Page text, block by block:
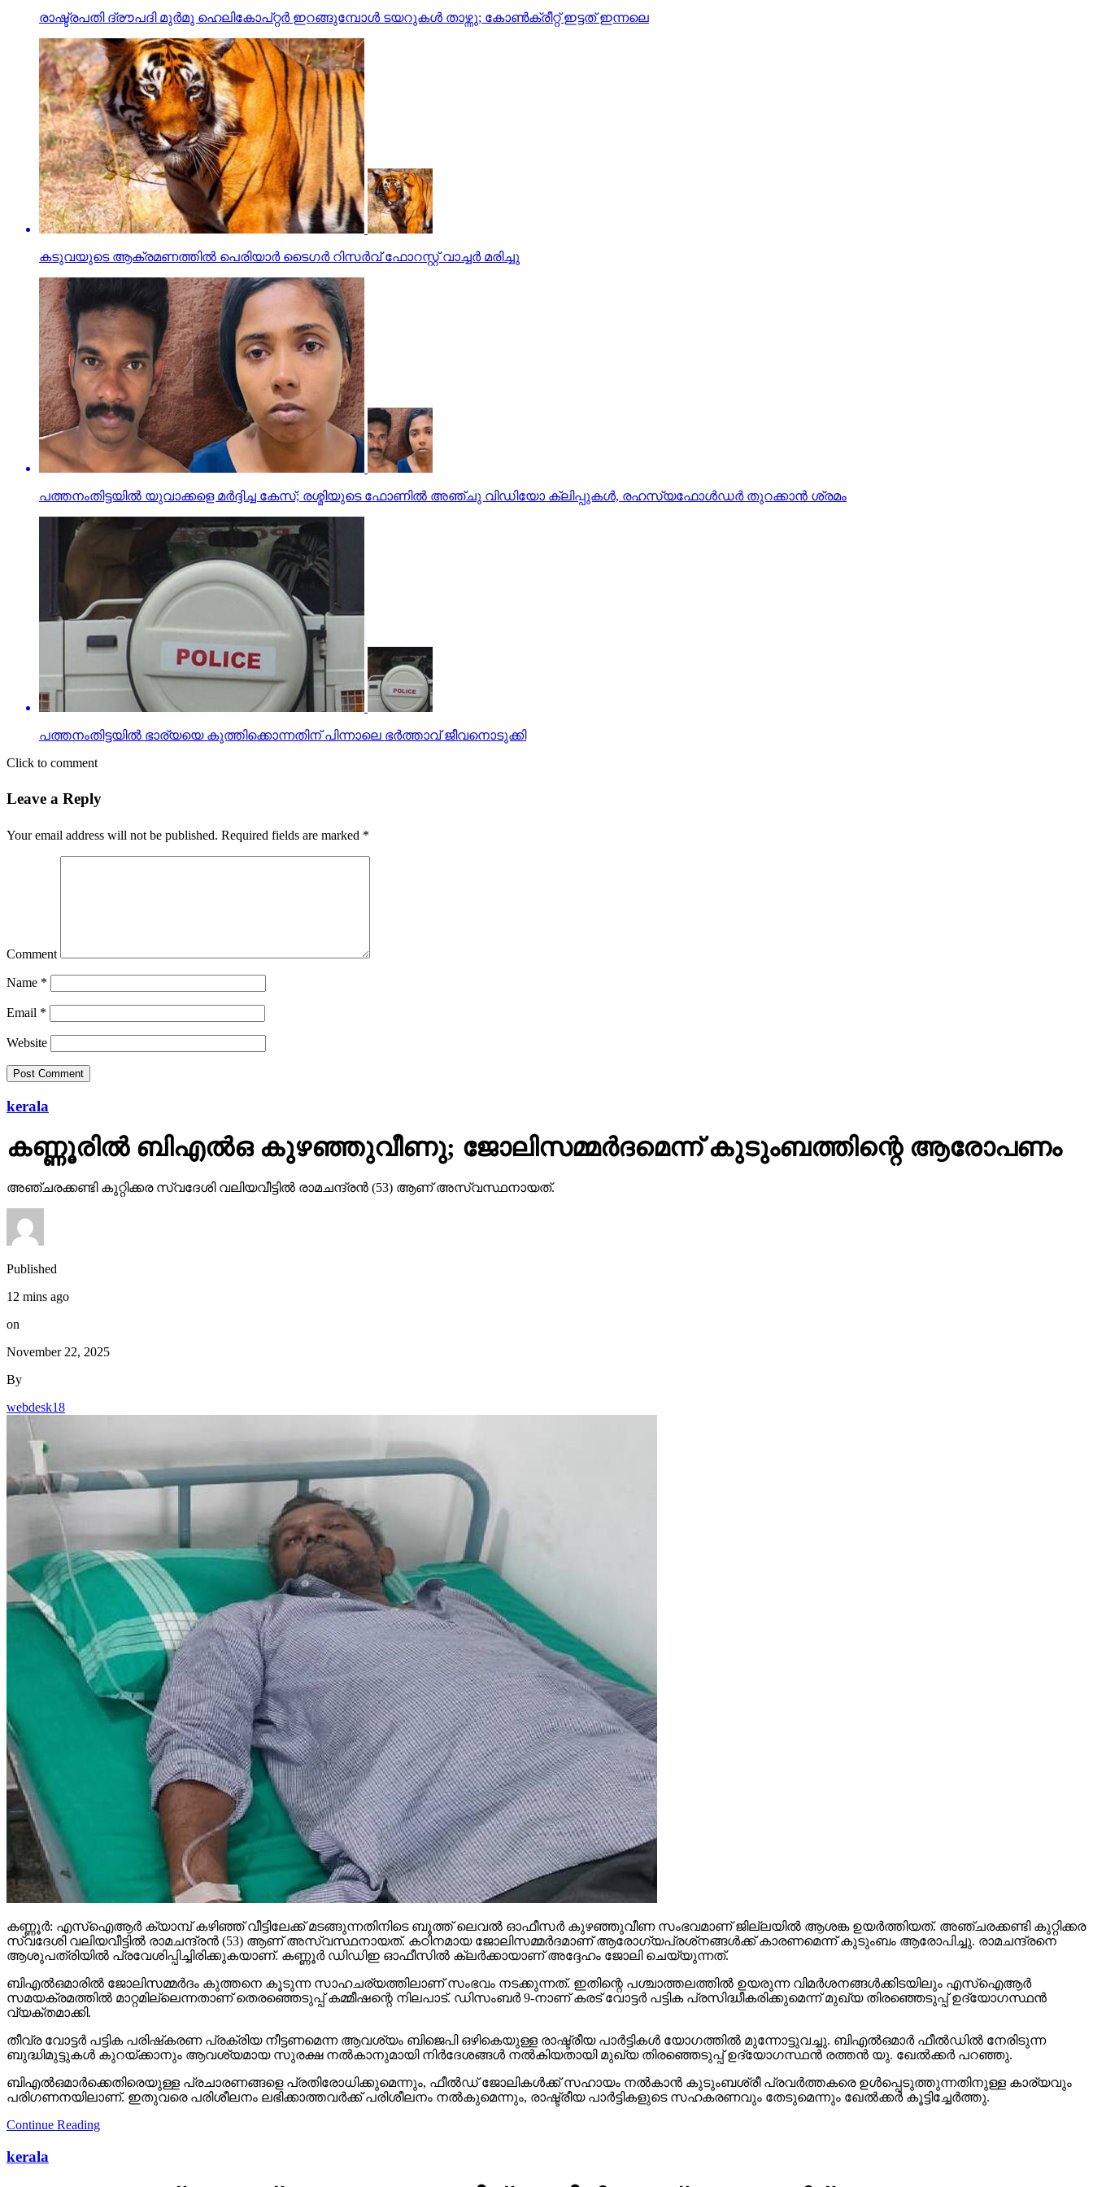
രാഷ്ട്രപതി ദ്രൗപദി മുര്‍മു ഹെലികോപ്റ്റര്‍ ഇറങ്ങുമ്പോള്‍ ടയറുകള്‍ താഴ്ന്നു; കോണ്‍ക്രീറ്റ് ഇട്ടത് ഇന്നലെ
കടുവയുടെ ആക്രമണത്തില്‍ പെരിയാര്‍ ടൈഗര്‍ റിസര്‍വ് ഫോറസ്റ്റ് വാച്ചര്‍ മരിച്ചു
പത്തനംതിട്ടയില്‍ യുവാക്കളെ മര്‍ദ്ദിച്ച കേസ്; രശ്മിയുടെ ഫോണില്‍ അഞ്ചു വിഡിയോ ക്ലിപ്പുകള്‍, രഹസ്യഫോള്‍ഡര്‍ തുറക്കാന്‍ ശ്രമം
പത്തനംതിട്ടയില്‍ ഭാര്യയെ കുത്തിക്കൊന്നതിന് പിന്നാലെ ഭര്‍ത്താവ് ജീവനൊടുക്കി
Click to comment
Leave a Reply
Your email address will not be published. Required fields are marked *
Comment
Name *
Email *
Website
kerala
കണ്ണൂരില്‍ ബിഎല്‍ഒ കുഴഞ്ഞുവീണു; ജോലിസമ്മര്‍ദമെന്ന് കുടുംബത്തിന്റെ ആരോപണം
അഞ്ചരക്കണ്ടി കുറ്റിക്കര സ്വദേശി വലിയവീട്ടില്‍ രാമചന്ദ്രന്‍ (53) ആണ് അസ്വസ്ഥനായത്.
Published
12 mins ago
on
November 22, 2025
By
webdesk18
കണ്ണൂര്‍: എസ്ഐആര്‍ ക്യാമ്പ് കഴിഞ്ഞ് വീട്ടിലേക്ക് മടങ്ങുന്നതിനിടെ ബൂത്ത് ലെവല്‍ ഓഫീസര്‍ കുഴഞ്ഞുവീണ സംഭവമാണ് ജില്ലയില്‍ ആശങ്ക ഉയര്‍ത്തിയത്. അഞ്ചരക്കണ്ടി കുറ്റിക്കര
സ്വദേശി വലിയവീട്ടില്‍ രാമചന്ദ്രന്‍ (53) ആണ് അസ്വസ്ഥനായത്. കഠിനമായ ജോലിസമ്മര്‍ദമാണ് ആരോഗ്യപ്രശ്‌നങ്ങള്‍ക്ക് കാരണമെന്ന് കുടുംബം ആരോപിച്ചു. രാമചന്ദ്രനെ
ആശുപത്രിയില്‍ പ്രവേശിപ്പിച്ചിരിക്കുകയാണ്. കണ്ണൂര്‍ ഡിഡിഇ ഓഫീസില്‍ ക്ലര്‍ക്കായാണ് അദ്ദേഹം ജോലി ചെയ്യുന്നത്.
ബിഎല്‍ഒമാരില്‍ ജോലിസമ്മര്‍ദം കുത്തനെ കൂടുന്ന സാഹചര്യത്തിലാണ് സംഭവം നടക്കുന്നത്. ഇതിന്റെ പശ്ചാത്തലത്തില്‍ ഉയരുന്ന വിമര്‍ശനങ്ങള്‍ക്കിടയിലും എസ്ഐആര്‍
സമയക്രമത്തില്‍ മാറ്റമില്ലെന്നതാണ് തെരഞ്ഞെടുപ്പ് കമ്മീഷന്റെ നിലപാട്. ഡിസംബര്‍ 9-നാണ് കരട് വോട്ടര്‍ പട്ടിക പ്രസിദ്ധീകരിക്കുമെന്ന് മുഖ്യ തിരഞ്ഞെടുപ്പ് ഉദ്യോഗസ്ഥന്‍
വ്യക്തമാക്കി.
തീവ്ര വോട്ടര്‍ പട്ടിക പരിഷ്‌കരണ പ്രക്രിയ നീട്ടണമെന്ന ആവശ്യം ബിജെപി ഒഴികെയുള്ള രാഷ്ട്രീയ പാര്‍ട്ടികള്‍ യോഗത്തില്‍ മുന്നോട്ടുവച്ചു. ബിഎല്‍ഒമാര്‍ ഫീല്‍ഡില്‍ നേരിടുന്ന
ബുദ്ധിമുട്ടുകള്‍ കുറയ്ക്കാനും ആവശ്യമായ സുരക്ഷ നല്‍കാനുമായി നിര്‍ദേശങ്ങള്‍ നല്‍കിയതായി മുഖ്യ തിരഞ്ഞെടുപ്പ് ഉദ്യോഗസ്ഥന്‍ രത്തന്‍ യു. ഖേല്‍ക്കര്‍ പറഞ്ഞു.
ബിഎല്‍ഒമാര്‍ക്കെതിരെയുള്ള പ്രചാരണങ്ങളെ പ്രതിരോധിക്കുമെന്നും, ഫീല്‍ഡ് ജോലികള്‍ക്ക് സഹായം നല്‍കാന്‍ കുടുംബശ്രീ പ്രവര്‍ത്തകരെ ഉള്‍പ്പെടുത്തുന്നതിനുള്ള കാര്യവും
പരിഗണനയിലാണ്. ഇതുവരെ പരിശീലനം ലഭിക്കാത്തവര്‍ക്ക് പരിശീലനം നല്‍കുമെന്നും, രാഷ്ട്രീയ പാര്‍ട്ടികളുടെ സഹകരണവും തേടുമെന്നും ഖേല്‍ക്കര്‍ കൂട്ടിച്ചേര്‍ത്തു.
Continue Reading
kerala